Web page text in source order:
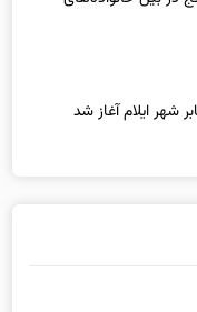
شهر ایلام آغاز شد